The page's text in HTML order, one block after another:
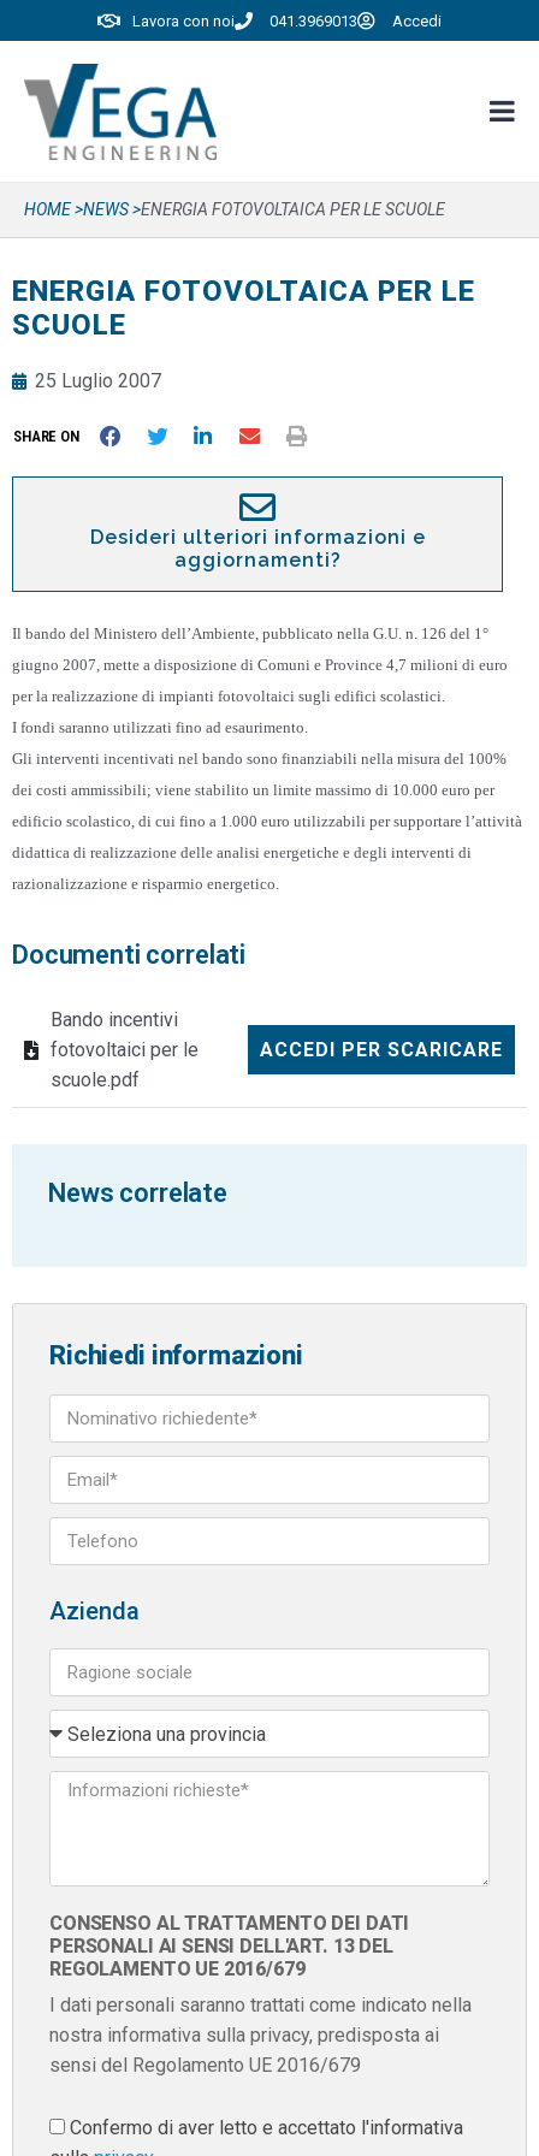
Lavora con noi 041.3969013 Accedi
HOME >NEWS >ENERGIA FOTOVOLTAICA PER LE SCUOLE
ENERGIA FOTOVOLTAICA PER LE
SCUOLE
25 Luglio 2007
SHARE ON
Desideri ulteriori informazioni e
aggiornamenti?
Il bando del Ministero dell’Ambiente, pubblicato nella G.U. n. 126 del 1°
giugno 2007, mette a disposizione di Comuni e Province 4,7 milioni di euro
per la realizzazione di impianti fotovoltaici sugli edifici scolastici.
I fondi saranno utilizzati fino ad esaurimento.
Gli interventi incentivati nel bando sono finanziabili nella misura del 100%
dei costi ammissibili; viene stabilito un limite massimo di 10.000 euro per
edificio scolastico, di cui fino a 1.000 euro utilizzabili per supportare l’attività
didattica di realizzazione delle analisi energetiche e degli interventi di
razionalizzazione e risparmio energetico.
Documenti correlati
Bando incentivi
fotovoltaici per le
scuole.pdf
ACCEDI PER SCARICARE
News correlate
Richiedi informazioni
Azienda
CONSENSO AL TRATTAMENTO DEI DATI
PERSONALI AI SENSI DELL'ART. 13 DEL
REGOLAMENTO UE 2016/679
I dati personali saranno trattati come indicato nella
nostra informativa sulla privacy, predisposta ai
sensi del Regolamento UE 2016/679
Confermo di aver letto e accettato l'informativa